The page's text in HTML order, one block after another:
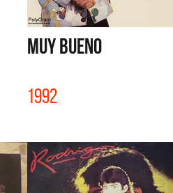
MUY BUENO
1992